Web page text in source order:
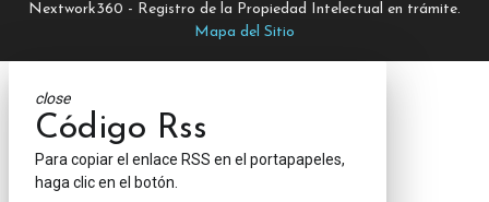
Nextwork360 - Registro de la Propiedad Intelectual en trámite.
Mapa del Sitio
close
Código Rss
Para copiar el enlace RSS en el portapapeles,
haga clic en el botón.